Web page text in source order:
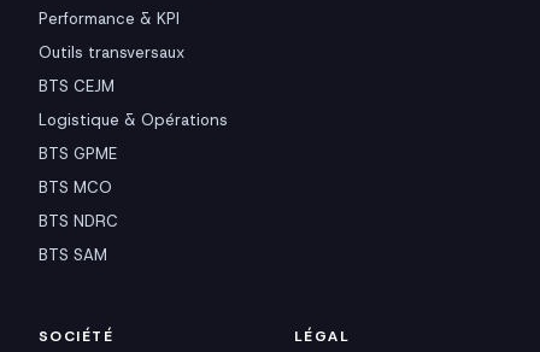
Performance & KPI
Outils transversaux
BTS CEJM
Logistique & Opérations
BTS GPME
BTS MCO
BTS NDRC
BTS SAM
SOCIÉTÉ LÉGAL